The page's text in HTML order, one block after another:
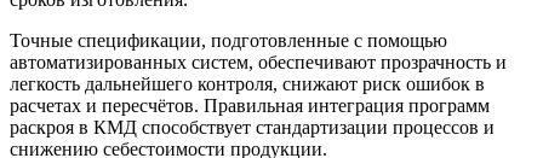
Точные спецификации, подготовленные с помощью
автоматизированных систем, обеспечивают прозрачность и
легкость дальнейшего контроля, снижают риск ошибок в
расчетах и пересчётов. Правильная интеграция программ
раскроя в КМД способствует стандартизации процессов и
снижению себестоимости продукции.